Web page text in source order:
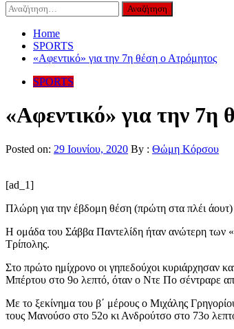
Αναζήτηση
για:
Home
SPORTS
«Αφεντικό» για την 7η θέση ο Ατρόμητος
SPORTS
«Αφεντικό» για την 7η
Posted on: 29 Ιουνίου, 2020 By : Θώμη Κόρσου
[ad_1]
Πλώρη για την έβδομη θέση (πρώτη στα πλέι άουτ)
Η ομάδα του Σάββα Παντελίδη ήταν ανώτερη των
Τρίπολης.
Στο πρώτο ημίχρονο οι γηπεδούχοι κυριάρχησαν
Μπέρτου στο 9ο λεπτό, όταν ο Ντε Πο σέντραρε
Με το ξεκίνημα του β΄ μέρους ο Μιχάλης
τους Μανούσο στο 52ο κι Ανδρούτσο στο 73ο